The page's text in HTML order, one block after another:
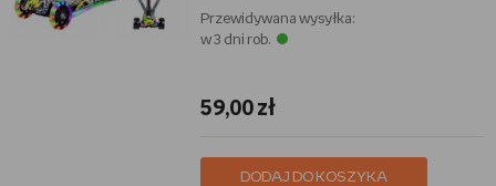
Przewidywana wysyłka:
w 3 dni rob.
59,00 zł
DODAJ DO KOSZYKA